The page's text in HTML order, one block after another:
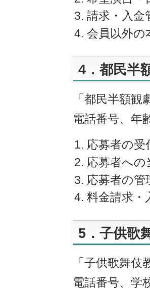
請求・入金
会員以外の
4．都民半
「都民半額
電話番号、年
応募者の受
応募者へ
応募者の管
料金請求・
5．子供歌
「子供歌舞
電話番号、学